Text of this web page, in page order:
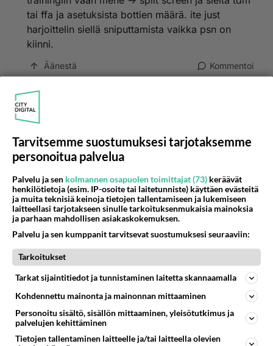
tai ffa ja asetuksista bottien määrä. ite just
harjoittelin siellä sniputtamista vaikka psn on
kiinni.
Äänestä Kommentoi
FAIL. kyllä voi. ei vaan voi mennä combat trainingiin
vaan mene -> split screen ja sieltä tdm tai ffa ja
sniputtamista vaikka psn on kiinni.
haa ovela pentele, kiitoksia tästä
Äänestä
Joonas 150
2011-05-07 13:49:35
Hei, olis 1 kysymys täst pelistä... MItä se äijä
sanoo siinä enneku koirat tulee? jotai sex leader
souls tai joteki tollai mie sen ymmärsin :D oon aika
paska enkus, mut mitä se sanoo? puhun nyt siis
Tarvitsemme suostumuksesi tarjotaksemme
personoitua palvelua
Palvelu ja sen kolmannen osapuolen toimittajat (73) keräävät
henkilötietoja (esim. IP-osoite tai laitetunniste) käyttäen evästeitä
ja muita teknisiä keinoja tietojen tallentamiseen ja lukemiseen
laitteellasi tarjotakseen sinulle tarkoituksenmukaisia mainoksia
ja parhaan mahdollisen asiakaskokemuksen.
Palvelu ja sen kumppanit tarvitsevat suostumuksesi seuraaviin:
Tarkoitukset
Tarkat sijaintitiedot ja tunnistaminen laitetta skannaamalla
Kohdennettu mainonta ja mainonnan mittaaminen
Personoitu sisältö, sisällön mittaaminen, yleisötutkimus ja
palvelujen kehittäminen
Tietojen tallentaminen laitteelle ja/tai laitteella olevien